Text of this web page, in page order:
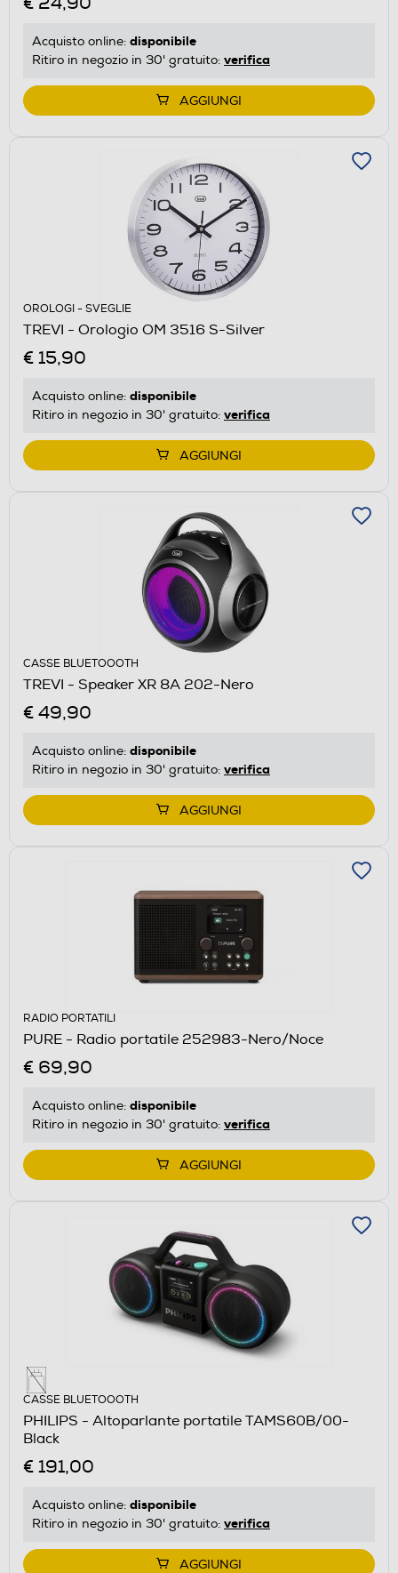
Acquisto online: disponibile
Ritiro in negozio in 30' gratuito: verifica
AGGIUNGI
OROLOGI - SVEGLIE
TREVI - Orologio OM 3516 S-Silver
€ 15,90
Acquisto online: disponibile
Ritiro in negozio in 30' gratuito: verifica
AGGIUNGI
CASSE BLUETOOOTH
TREVI - Speaker XR 8A 202-Nero
€ 49,90
Acquisto online: disponibile
Ritiro in negozio in 30' gratuito: verifica
AGGIUNGI
RADIO PORTATILI
PURE - Radio portatile 252983-Nero/Noce
€ 69,90
Acquisto online: disponibile
Ritiro in negozio in 30' gratuito: verifica
AGGIUNGI
CASSE BLUETOOOTH
PHILIPS - Altoparlante portatile TAMS60B/00-
Black
€ 191,00
Acquisto online: disponibile
Ritiro in negozio in 30' gratuito: verifica
AGGIUNGI